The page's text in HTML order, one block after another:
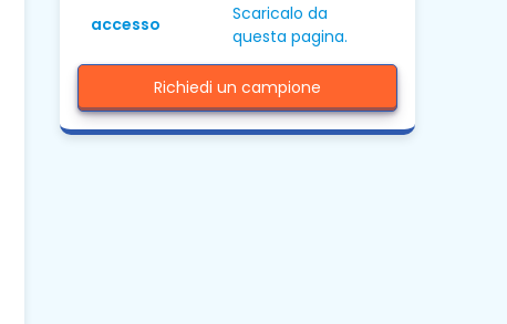
accesso
Scaricalo da
questa pagina.
Richiedi un campione